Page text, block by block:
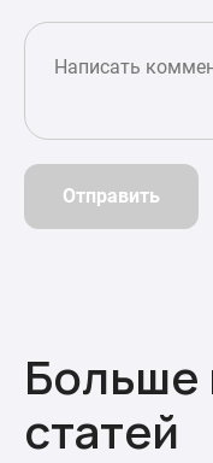
Отправить
Больше
статей